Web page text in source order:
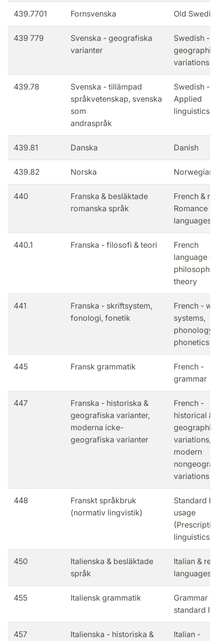
439.7701 Fornsvenska Old
439 779
Svenska - geografiska
varianter
Swedish -
geographic
variations
439.78
Svenska - tillämpad
språkvetenskap, svenska
som
andraspråk
Swedish -
Applied
linguistics
439.81 Danska Danish
439.82 Norska Norwegian
440
Franska & besläktade
romanska språk
French &
Romance
languages
440.1 Franska - filosofi & teori
French
language -
philosophy
theory
441
Franska - skriftsystem,
fonologi, fonetik
French -
systems,
phonology,
phonetics
445 Fransk grammatik
French -
grammar
447
Franska - historiska &
geografiska varianter,
moderna icke-
geografiska varianter
French -
historical &
geographic
variations,
modern
variations
448
Franskt språkbruk
(normativ lingvistik)
Standard
usage
linguistics)
450
Italienska & besläktade
språk
Italian &
languages
455 Italiensk grammatik
Grammar of
standard
457
Italienska - historiska &
Italian -